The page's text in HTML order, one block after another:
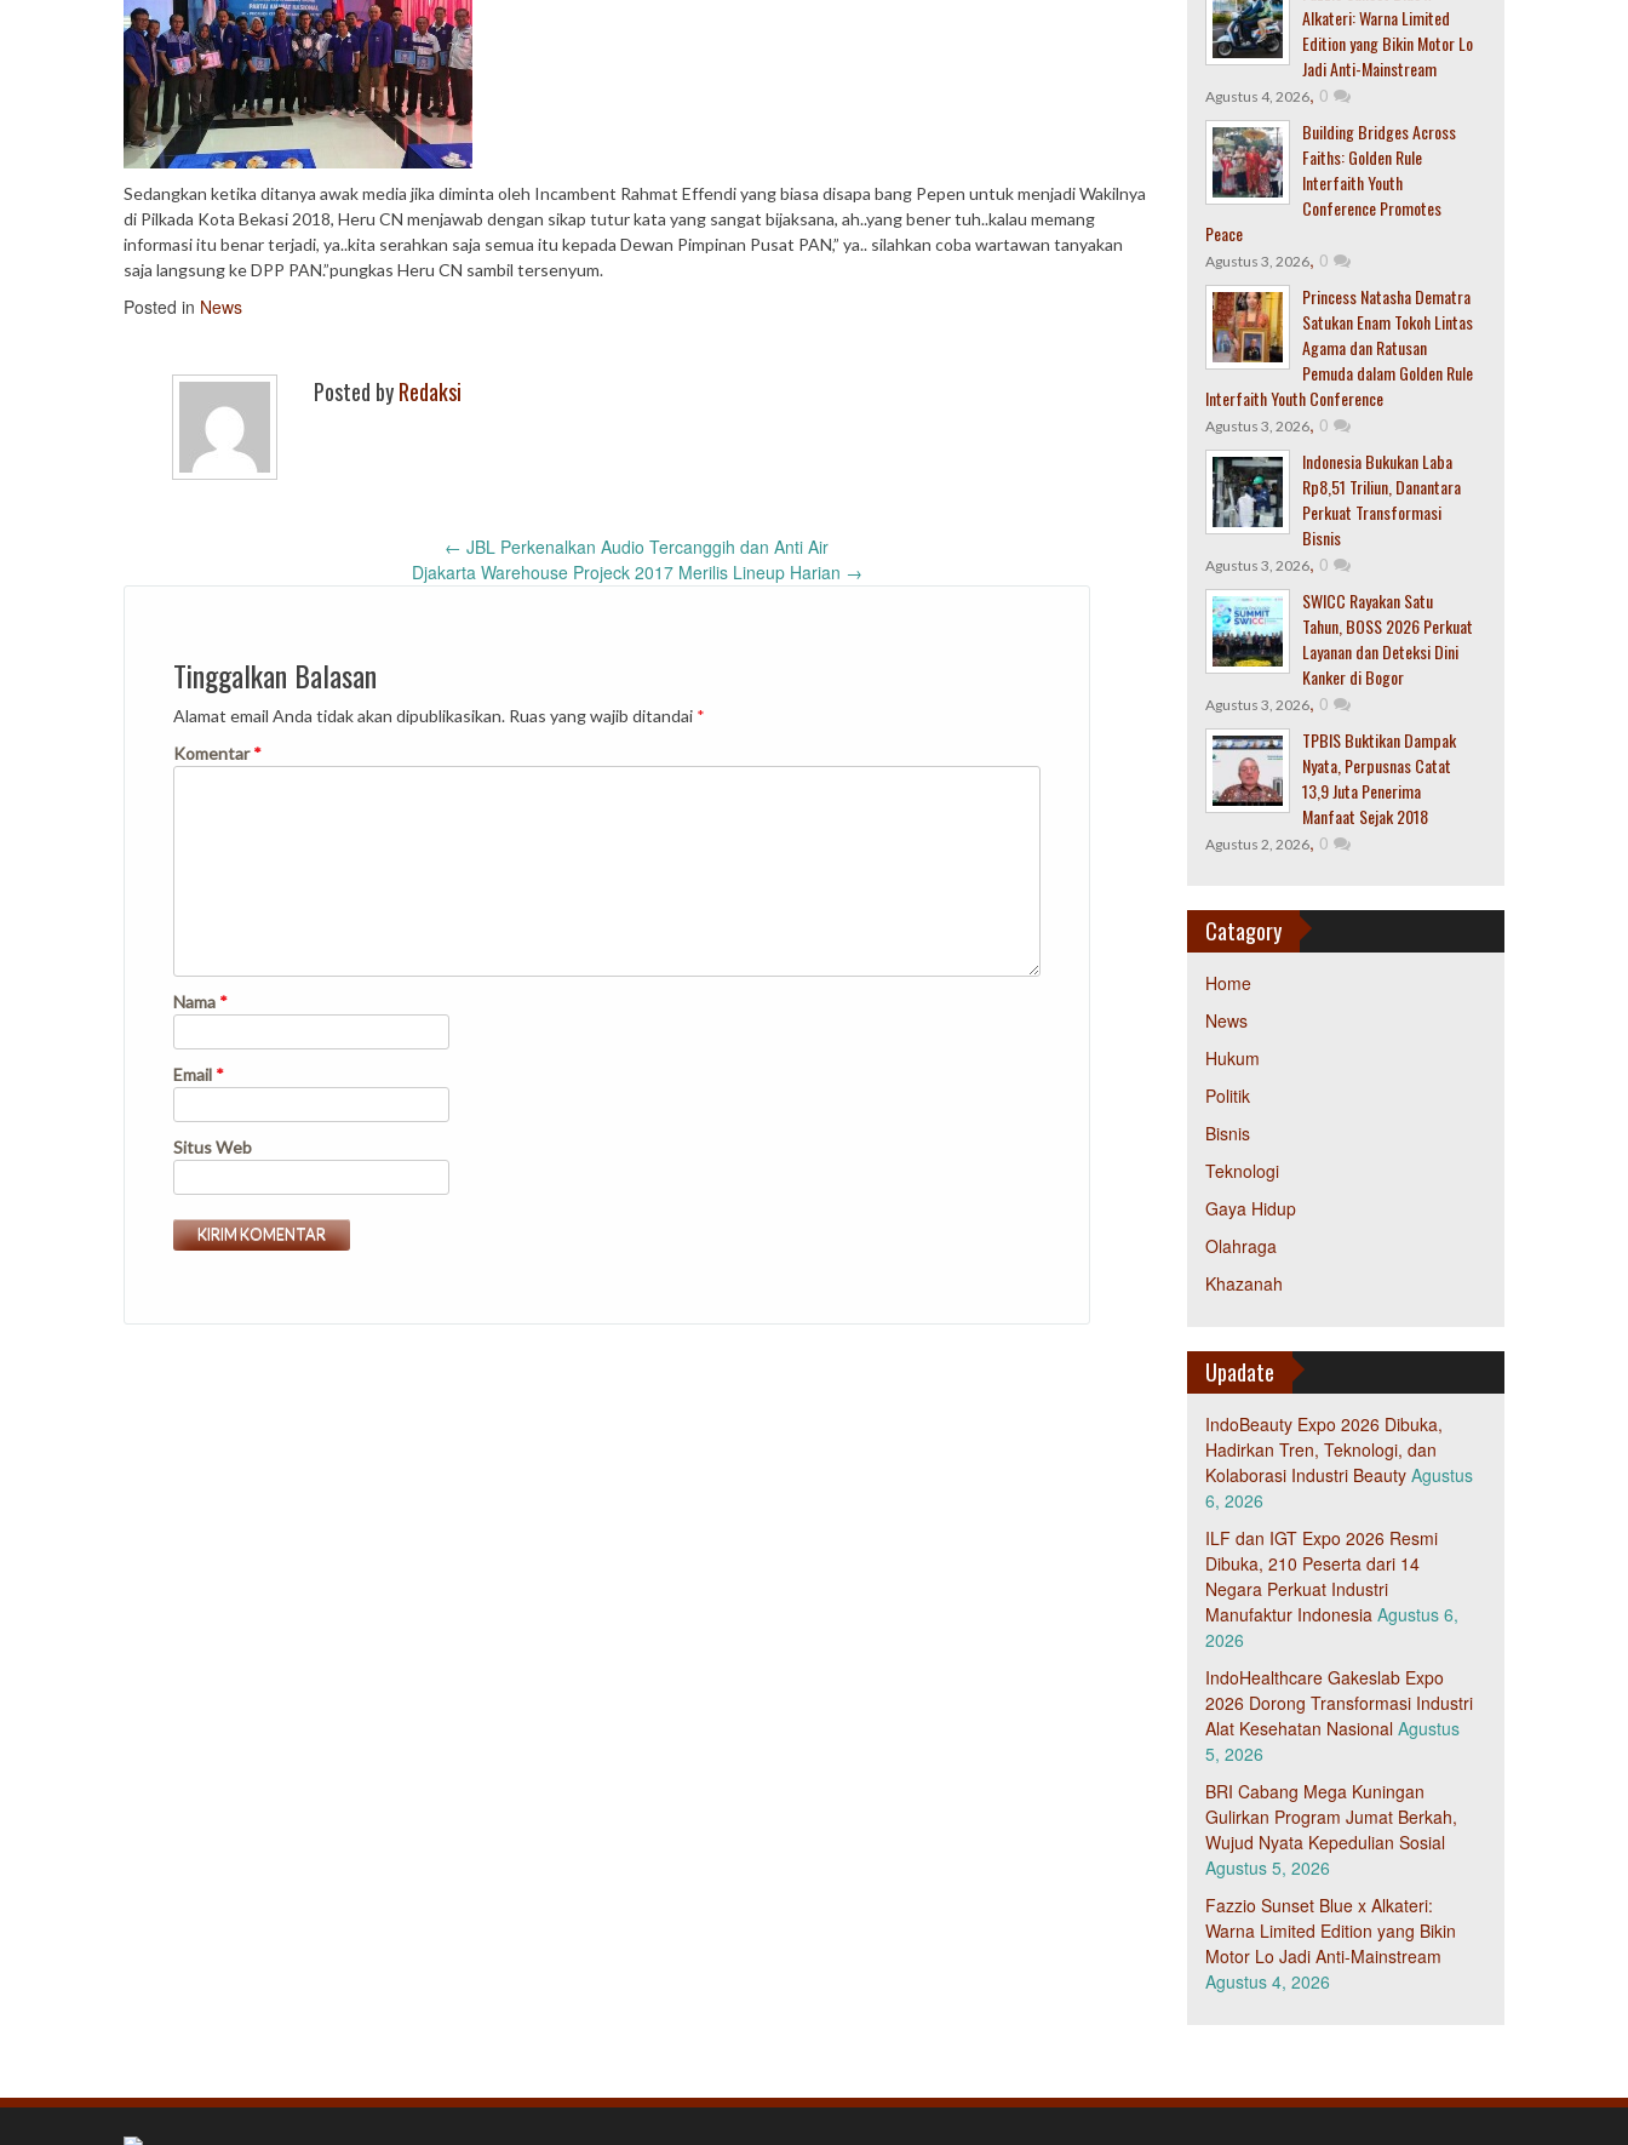
Sedangkan ketika ditanya awak media jika diminta oleh Incambent Rahmat Effendi yang biasa disapa bang Pepen untuk menjadi Wakilnya
di Pilkada Kota Bekasi 2018, Heru CN menjawab dengan sikap tutur kata yang sangat bijaksana, ah..yang bener tuh..kalau memang
informasi itu benar terjadi, ya..kita serahkan saja semua itu kepada Dewan Pimpinan Pusat PAN,” ya.. silahkan coba wartawan tanyakan
saja langsung ke DPP PAN.”pungkas Heru CN sambil tersenyum.
Posted in News
Posted byRedaksi
navigation
← JBL Perkenalkan Audio Tercanggih dan Anti Air
Djakarta Warehouse Projeck 2017 Merilis Lineup Harian →
Tinggalkan Balasan
Alamat email Anda tidak akan dipublikasikan. Ruas yang wajib ditandai *
Komentar*
Nama *
Email *
Situs Web
Alkateri: Warna Limited
Edition yang Bikin Motor Lo
Jadi Anti-Mainstream
Agustus 4, 2026, 0
Building Bridges Across
Faiths: Golden Rule
Interfaith Youth
Conference Promotes
Peace
Agustus 3, 2026, 0
Princess Natasha Dematra
Satukan Enam Tokoh Lintas
Agama dan Ratusan
Pemuda dalam Golden Rule
Interfaith Youth Conference
Agustus 3, 2026, 0
Indonesia Bukukan Laba
Rp8,51 Triliun, Danantara
Perkuat Transformasi
Bisnis
Agustus 3, 2026, 0
SWICC Rayakan Satu
Tahun, BOSS 2026 Perkuat
Layanan dan Deteksi Dini
Kanker di Bogor
Agustus 3, 2026, 0
TPBIS Buktikan Dampak
Nyata, Perpusnas Catat
13,9 Juta Penerima
Manfaat Sejak 2018
Agustus 2, 2026, 0
Catagory
Home
News
Hukum
Politik
Bisnis
Teknologi
Gaya Hidup
Olahraga
Khazanah
Upadate
IndoBeauty Expo 2026 Dibuka,
Hadirkan Tren, Teknologi, dan
Kolaborasi Industri Beauty Agustus
6, 2026
ILF dan IGT Expo 2026 Resmi
Dibuka, 210 Peserta dari 14
Negara Perkuat Industri
Manufaktur Indonesia Agustus 6,
2026
IndoHealthcare Gakeslab Expo
2026 Dorong Transformasi Industri
Alat Kesehatan Nasional Agustus
5, 2026
BRI Cabang Mega Kuningan
Gulirkan Program Jumat Berkah,
Wujud Nyata Kepedulian Sosial
Agustus 5, 2026
Fazzio Sunset Blue x Alkateri:
Warna Limited Edition yang Bikin
Motor Lo Jadi Anti-Mainstream
Agustus 4, 2026